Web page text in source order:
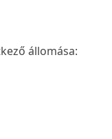
állomása: